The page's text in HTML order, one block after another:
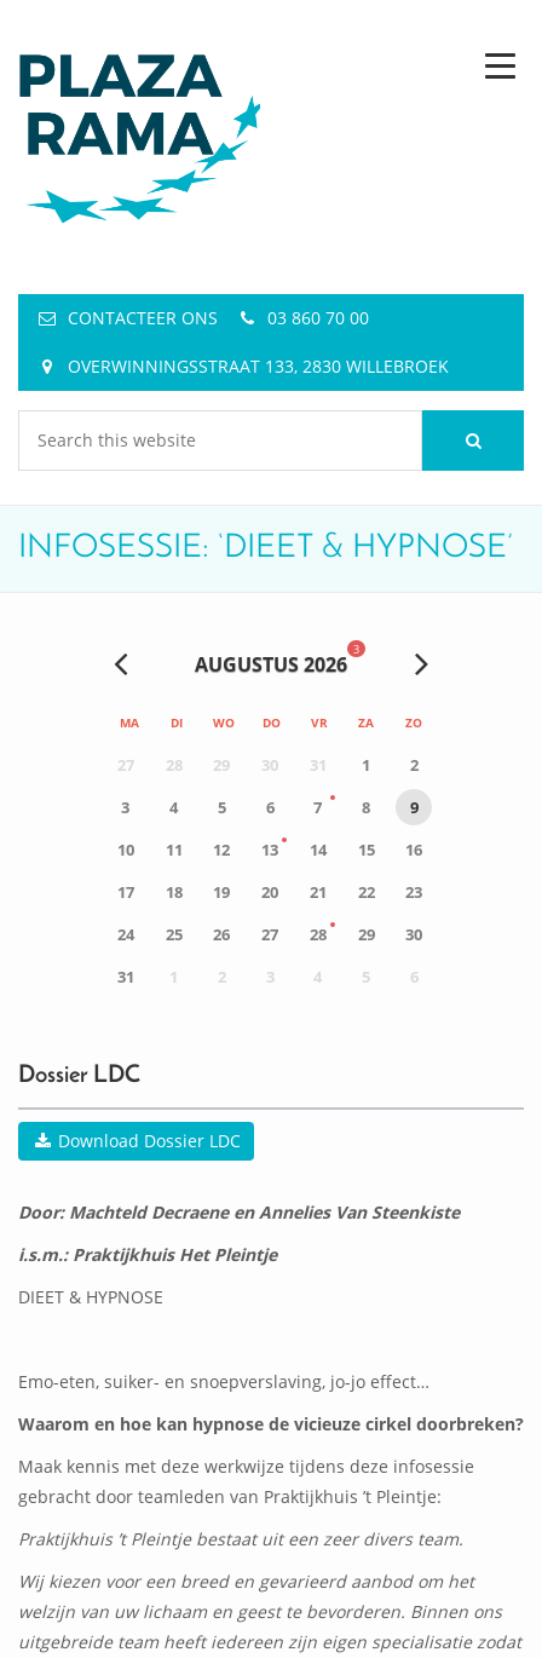
CONTACTEER ONS 03 860 70 00
OVERWINNINGSSTRAAT 133, 2830 WILLEBROEK
INFOSESSIE: ‘DIEET & HYPNOSE’
AUGUSTUS 2026
3
MA DI WO DO VR ZA ZO
27 28 29 30 31 1
2
3
4 5 6 7 8
9
10
11 12 13 14 15
16
17
18 19 20 21 22
23
24
25 26 27 28 29
30
31
1 2 3 4 5 6
Dossier LDC
Download Dossier LDC
Door: Machteld Decraene en Annelies Van Steenkiste
i.s.m.: Praktijkhuis Het Pleintje
DIEET & HYPNOSE
Emo-eten, suiker- en snoepverslaving, jo-jo effect…
Waarom en hoe kan hypnose de vicieuze cirkel doorbreken?
Maak kennis met deze werkwijze tijdens deze infosessie
gebracht door teamleden van Praktijkhuis ’t Pleintje:
Praktijkhuis ’t Pleintje bestaat uit een zeer divers team.
Wij kiezen voor een breed en gevarieerd aanbod om het
welzijn van uw lichaam en geest te bevorderen. Binnen ons
uitgebreide team heeft iedereen zijn eigen specialisatie zodat